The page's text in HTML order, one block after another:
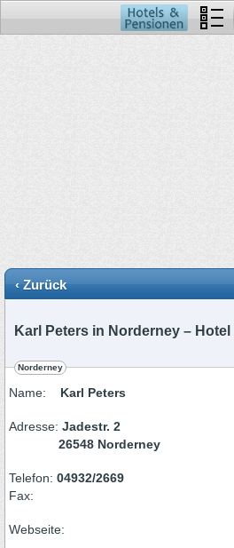
‹ Zurück
Karl Peters in Norderney – Hotel
Norderney
Name: Karl Peters
Adresse: Jadestr. 2
26548 Norderney
Telefon: 04932/2669
Fax:
Webseite: